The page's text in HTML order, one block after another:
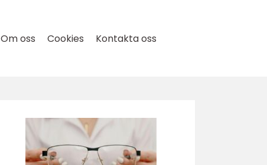
Om oss Cookies Kontakta oss